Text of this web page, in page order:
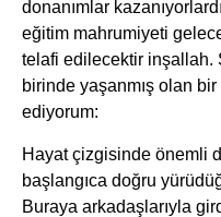
donanımlar
eğitim mahrumiyeti
telafi edilecektir inşallah.
birinde yaşanmış olan
ediyorum:
Hayat çizgisinde önemli
başlangıca doğru
Buraya arkadaşlarıyla